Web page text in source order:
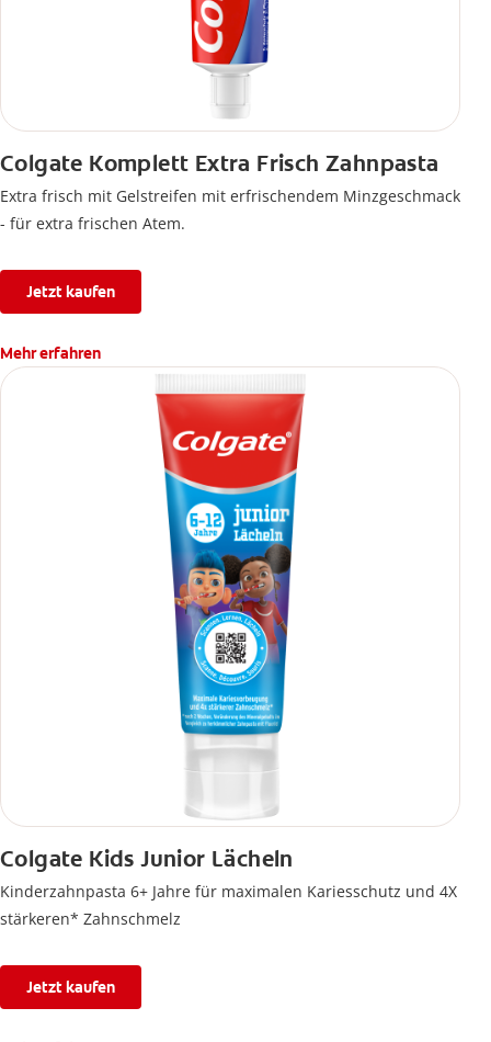
Colgate Komplett Extra Frisch Zahnpasta
Extra frisch mit Gelstreifen mit erfrischendem Minzgeschmack
- für extra frischen Atem.
Jetzt kaufen
Mehr erfahren
Colgate Kids Junior Lächeln
Kinderzahnpasta 6+ Jahre für maximalen Kariesschutz und 4X
stärkeren* Zahnschmelz
Jetzt kaufen